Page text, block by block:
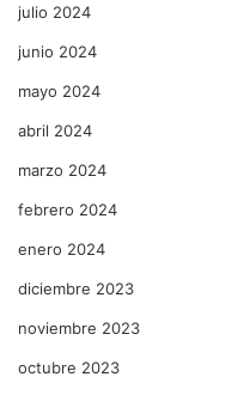
julio 2024
junio 2024
mayo 2024
abril 2024
marzo 2024
febrero 2024
enero 2024
diciembre 2023
noviembre 2023
octubre 2023